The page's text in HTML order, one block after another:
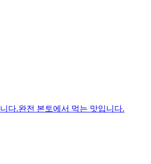
다.완전 본토에서 먹는 맛입니다.